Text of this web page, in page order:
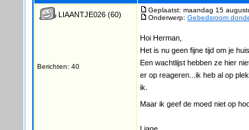
LIAANTJE026 (60)
Berichten: 40
Geplaatst: maandag 15
Onderwerp: Gebedsroom
Hoi Herman,
Het is nu geen fijne tijd om je
Een wachtlijst hebben ze hier
er op reageren...ik heb al op
ik.
Maar ik geef de moed niet op